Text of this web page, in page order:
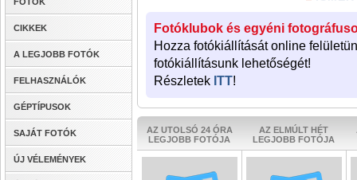
CIKKEK
A LEGJOBB FOTÓK
FELHASZNÁLÓK
GÉPTÍPUSOK
SAJÁT FOTÓK
ÚJ VÉLEMÉNYEK
Fotóklubok és egyéni
Hozza fotókiállítását online
fotókiállításunk lehetőségét!
Részletek ITT!
AZ UTOLSÓ 24 ÓRA
LEGJOBB FOTÓJA
AZ ELMÚLT HÉT
LEGJOBB FOTÓJA